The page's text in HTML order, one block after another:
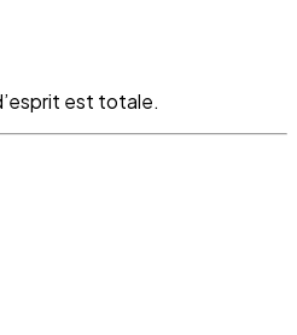
est totale.